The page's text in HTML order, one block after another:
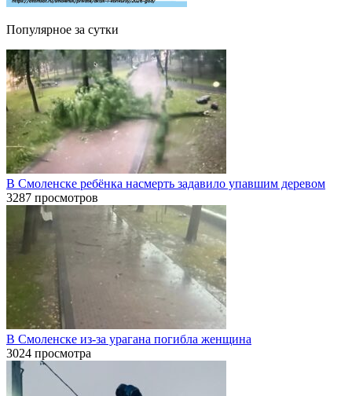
Популярное за сутки
В Смоленске ребёнка насмерть задавило упавшим деревом
3287 просмотров
В Смоленске из-за урагана погибла женщина
3024 просмотра